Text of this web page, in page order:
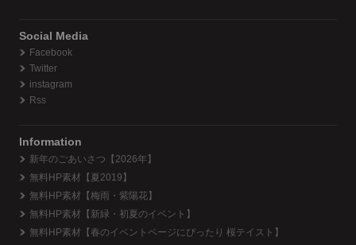
Social Media
Facebook
Twitter
instagram
Rss
Information
新年のごあいさつ【2026年】
無料HP素材【夏2019】
無料HP素材【梅雨・紫陽花】
無料HP素材【新緑・初夏のイベント】
無料HP素材【春のイベントページにぴったり 桜テイスト】